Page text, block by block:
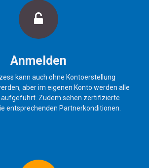
Anmelden
kann auch ohne Kontoerstellung
aber im eigenen Konto werden alle
Zudem sehen zertifizierte
entsprechenden Partnerkonditionen.